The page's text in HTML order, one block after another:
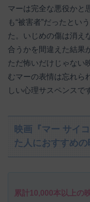
マーは完全な悪役かと
も“被害者”だったとい
た。いじめの傷は消え
合うかを間違えた結果
ただ怖いだけじゃない
むマーの表情は忘れら
しい心理サスペンスで
映画『マー サイ
た人におすすめの
累計10,000本以上の